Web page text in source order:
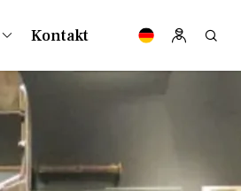
Kontakt